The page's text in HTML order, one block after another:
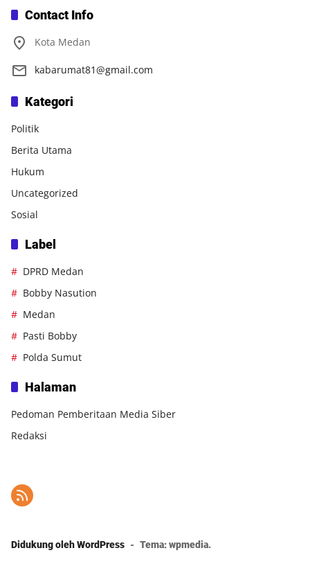
Contact Info
Kota Medan
kabarumat81@gmail.com
Kategori
Politik
Berita Utama
Hukum
Uncategorized
Sosial
Label
DPRD Medan
Bobby Nasution
Medan
Pasti Bobby
Polda Sumut
Halaman
Pedoman Pemberitaan Media Siber
Redaksi
Didukung oleh WordPress - Tema: wpmedia.